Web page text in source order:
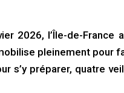
2026, l’Île-de-France
pleinement pour
s’y préparer, quatre